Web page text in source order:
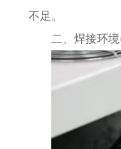
不足。
二、焊接环